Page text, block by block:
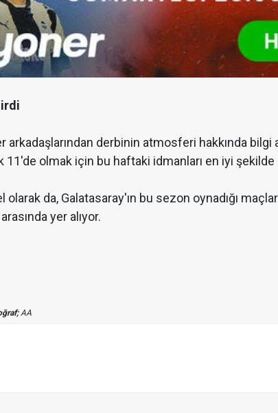
arkadaşlarından derbinin atmosferi hakkında bilgi
11'de olmak için bu haftaki idmanları en iyi
olarak da, Galatasaray'ın bu sezon oynadığı
yer alıyor.
AA